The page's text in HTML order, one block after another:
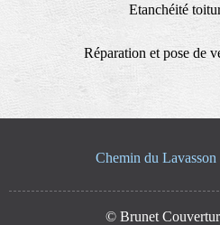
Etanchéité
Réparation et pose de
Chemin du
© Brunet